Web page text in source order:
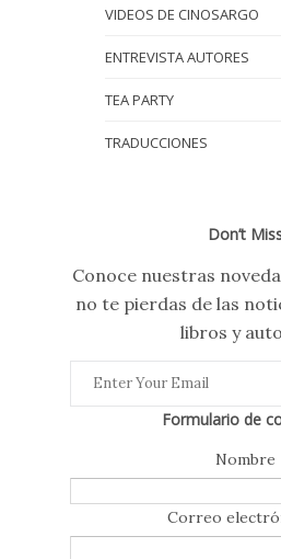
VIDEOS DE CINOSARGO
ENTREVISTA AUTORES
TEA PARTY
TRADUCCIONES
Don’t
Conoce nuestras
no te pierdas de las
libros y
Formulario de
Nombre
Correo